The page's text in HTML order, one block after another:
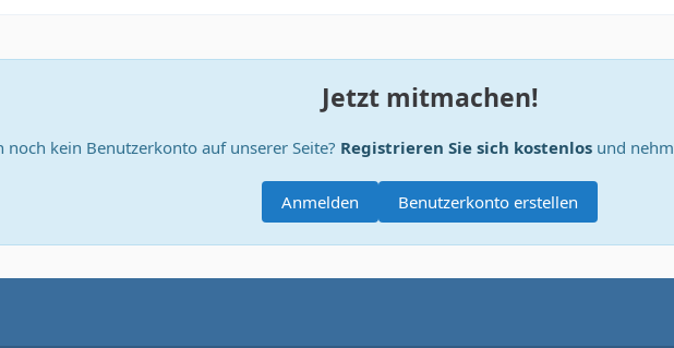
Jetzt mitmachen!
noch kein Benutzerkonto auf unserer Seite? Registrieren Sie sich kostenlos und
Benutzerkonto erstellen
Anmelden